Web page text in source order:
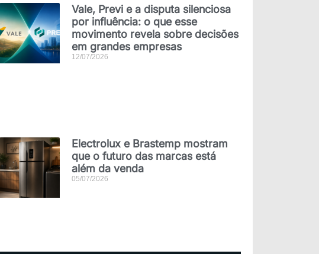
Vale, Previ e a disputa silenciosa
por influência: o que esse
movimento revela sobre decisões
em grandes empresas
12/07/2026
Electrolux e Brastemp mostram
que o futuro das marcas está
além da venda
05/07/2026